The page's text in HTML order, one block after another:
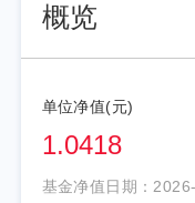
概览
单位净值(元)
1.0418
基金净值日期：